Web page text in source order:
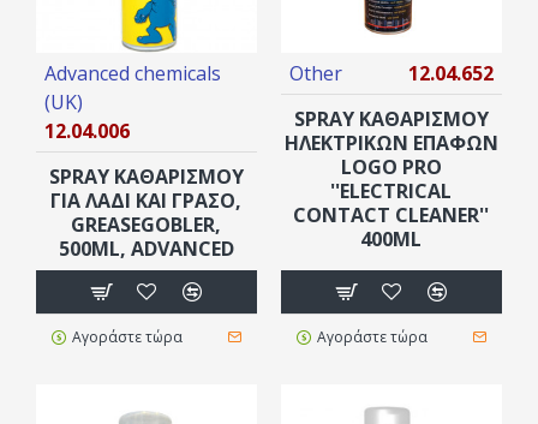
Advanced chemicals
(UK)
12.04.006
SPRAY ΚΑΘΑΡΙΣΜΟΎ
ΓΙΑ ΛΆΔΙ ΚΑΙ ΓΡΆΣΟ,
GREASEGOBLER,
500ML, ADVANCED
Αγοράστε τώρα
Other
12.04.652
SPRAY ΚΑΘΑΡΙΣΜΟΥ
ΗΛΕΚΤΡΙΚΏΝ ΕΠΑΦΏΝ
LOGO PRO
''ELECTRICAL
CONTACT CLEANER''
400ML
Αγοράστε τώρα